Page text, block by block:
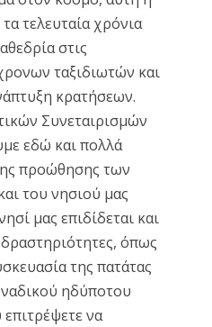
τελευταία χρόνια
στις
ταξιδιωτών και
κρατήσεων.
Συνεταιρισμών
εδώ και πολλά
προώθησης των
του νησιού μας
μας επιδίδεται και
όπως
της πατάτας
ηδύποτου
να